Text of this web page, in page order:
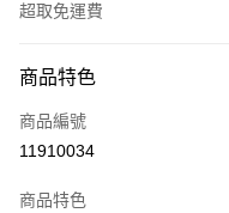
超取免運費
信用卡一次付款
LINE Pay
商品特色
商品編號
11910034
商品特色